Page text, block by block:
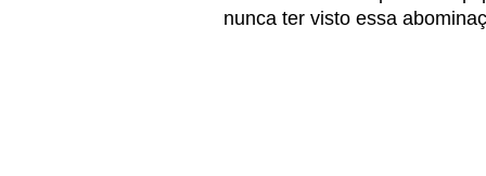
nunca ter visto essa